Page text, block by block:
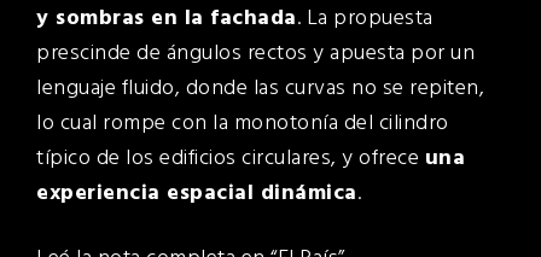
y sombras en la fachada. La propuesta
prescinde de ángulos rectos y apuesta por un
lenguaje fluido, donde las curvas no se repiten,
lo cual rompe con la monotonía del cilindro
típico de los edificios circulares, y ofrece una
experiencia espacial dinámica.